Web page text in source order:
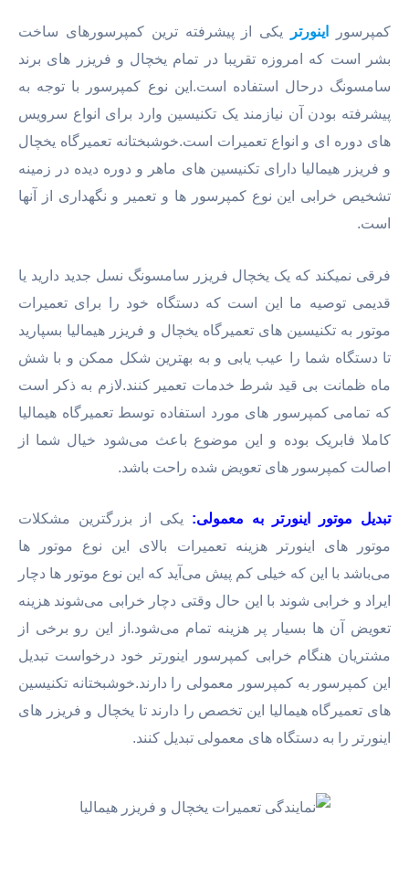
کمپرسور اینورتر
یکی از پیشرفته ترین کمپرسورهای ساخت
بشر است که امروزه تقریبا در تمام یخچال و فریزر های برند
سامسونگ درحال استفاده است.این نوع کمپرسور با توجه به
پیشرفته بودن آن نیازمند یک تکنیسین وارد برای انواع سرویس
های دوره ای و انواع تعمیرات است.خوشبختانه تعمیرگاه یخچال
و فریزر هیمالیا دارای تکنیسین های ماهر و دوره دیده در زمینه
تشخیص خرابی این نوع کمپرسور ها و تعمیر و نگهداری از آنها
است.
فرقی نمیکند که یک یخچال فریزر سامسونگ نسل جدید دارید یا
قدیمی توصیه ما این است که دستگاه خود را برای تعمیرات
موتور به تکنیسین های تعمیرگاه یخچال و فریزر هیمالیا بسپارید
تا دستگاه شما را عیب یابی و به بهترین شکل ممکن و با شش
ماه ظمانت بی قید شرط خدمات تعمیر کنند.لازم به ذکر است
که تمامی کمپرسور های مورد استفاده توسط تعمیرگاه هیمالیا
کاملا فابریک بوده و این موضوع باعث می‌شود خیال شما از
اصالت کمپرسور های تعویض شده راحت باشد.
تبدیل موتور اینورتر به معمولی: یکی از بزرگترین مشکلات
موتور های اینورتر هزینه تعمیرات بالای این نوع موتور ها
می‌باشد با این که خیلی کم پیش می‌آید که این نوع موتور ها دچار
ایراد و خرابی شوند با این حال وقتی دچار خرابی می‌شوند هزینه
تعویض آن ها بسیار پر هزینه تمام می‌شود.از این رو برخی از
مشتریان هنگام خرابی کمپرسور اینورتر خود درخواست تبدیل
این کمپرسور به کمپرسور معمولی را دارند.خوشبختانه تکنیسین
های تعمیرگاه هیمالیا این تخصص را دارند تا یخچال و فریزر های
اینورتر را به دستگاه های معمولی تبدیل کنند.